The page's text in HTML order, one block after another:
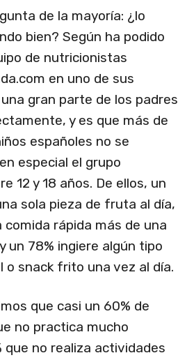
de la mayoría: ¿lo
bien? Según ha podido
de nutricionistas
en uno de sus
gran parte de los padres
y es que más de
españoles no se
especial el grupo
12 y 18 años. De ellos, un
sola pieza de fruta al día,
comida rápida más de una
un 78% ingiere algún tipo
o snack frito una vez al día.
que casi un 60% de
no practica mucho
que no realiza actividades